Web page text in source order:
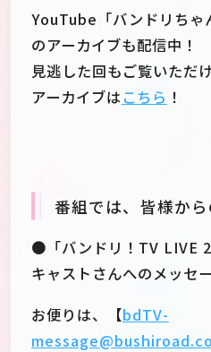
YouTube「バンドリち
のアーカイブも配信中！
見逃した回もご覧いただ
アーカイブは こちら ！
番組では、皆様か
●「バンドリ！TV LIVE
キャストさんへのメッセ
お便りは、【bdTV-